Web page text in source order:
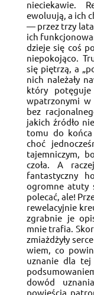
nieciekawie.
ewoluują, a ich
— przez trzy
ich
dzieje się coś
niepokojąco.
się piętrzą, a
nich należały
który potęguje
wpatrzonymi w
bez
jakich źródło
tomu do
choć
tajemniczym,
czoła. A
fantastyczny
ogromne atuty
polecać, ale!
rewelacyjnie
zgrabnie je
mnie trafia.
zmiażdżyły
wiem, co
uznanie dla tej
dowód
powieścią